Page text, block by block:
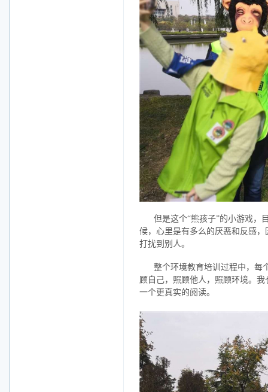
但是这个“熊孩子”的小游戏，
候，心里是有多么的厌恶和反感
打扰到别人。
整个环境教育培训过程中，每
顾自己，照顾他人，照顾环境。
一个更真实的阅读。